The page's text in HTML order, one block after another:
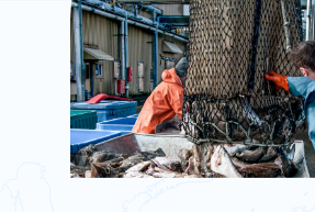
Подробнее о проекте /